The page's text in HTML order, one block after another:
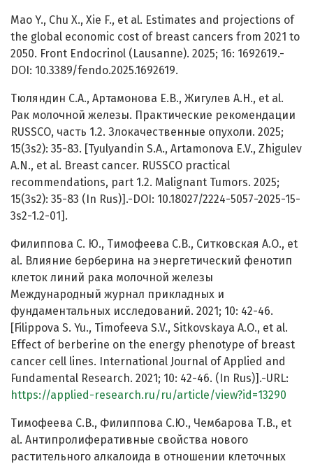
Mao Y., Chu X., Xie F., et al. Estimates and projections of
the global economic cost of breast cancers from 2021 to
2050. Front Endocrinol (Lausanne). 2025; 16: 1692619.-
DOI: 10.3389/fendo.2025.1692619.
Тюляндин С.А., Артамонова Е.В., Жигулев А.Н., et al.
Рак молочной железы. Практические рекомендации
RUSSCO, часть 1.2. Злокачественные опухоли. 2025;
15(3s2): 35-83. [Tyulyandin S.A., Artamonova E.V., Zhigulev
A.N., et al. Breast cancer. RUSSCO practical
recommendations, part 1.2. Malignant Tumors. 2025;
15(3s2): 35-83 (In Rus)].-DOI: 10.18027/2224-5057-2025-15-
3s2-1.2-01].
Филиппова С. Ю., Тимофеева С.В., Ситковская А.О., et
al. Влияние берберина на энергетический фенотип
клеток линий рака молочной железы
Международный журнал прикладных и
фундаментальных исследований. 2021; 10: 42-46.
[Filippova S. Yu., Timofeeva S.V., Sitkovskaya A.O., et al.
Effect of berberine on the energy phenotype of breast
cancer cell lines. International Journal of Applied and
Fundamental Research. 2021; 10: 42-46. (In Rus)].-URL:
https://applied-research.ru/ru/article/view?id=13290
Тимофеева С.В., Филиппова С.Ю., Чембарова Т.В., et
al. Антипролиферативные свойства нового
растительного алкалоида в отношении клеточных